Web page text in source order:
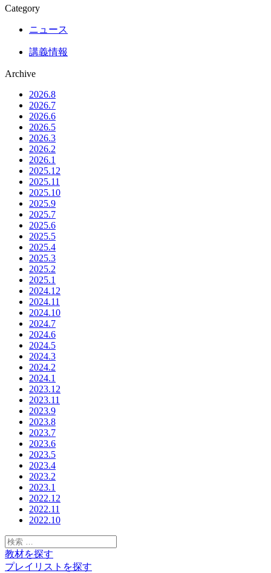
デ
タ
（Nuclear
Data
Engineering）」
の
講
義
動
画
を
2
点
追
加
し
ま
し
た。
Category
ニュース
講義情報
Archive
2026.8
2026.7
2026.6
2026.5
2026.3
2026.2
2026.1
2025.12
2025.11
2025.10
2025.9
2025.7
2025.6
2025.5
2025.4
2025.3
2025.2
2025.1
2024.12
2024.11
2024.10
2024.7
2024.6
2024.5
2024.3
2024.2
2024.1
2023.12
2023.11
2023.9
2023.8
2023.7
2023.6
2023.5
2023.4
2023.2
2023.1
2022.12
2022.11
2022.10
検
索:
教材を探す
プレイリストを探す